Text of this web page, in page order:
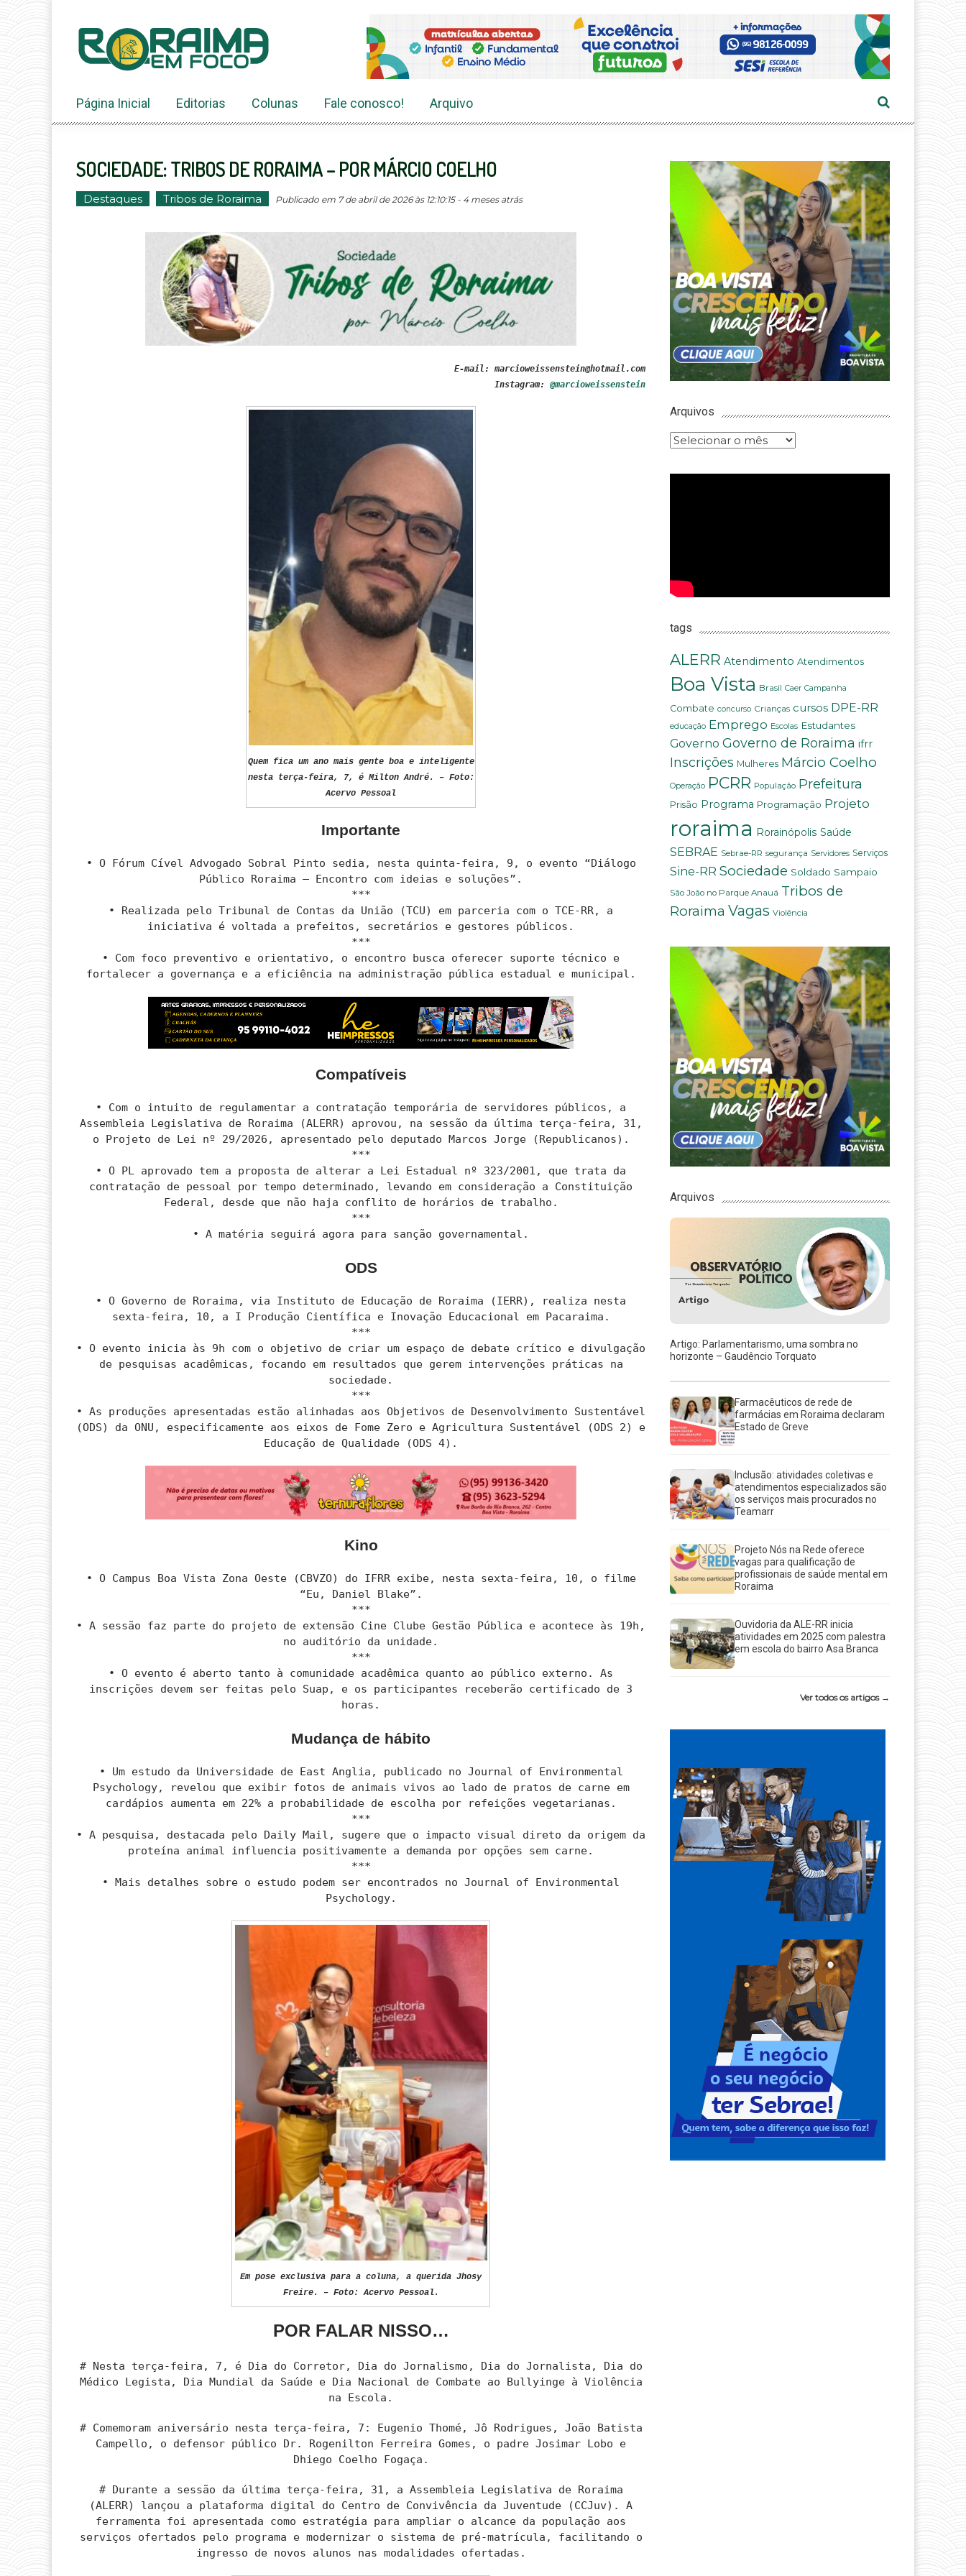
conteúdo
Página Inicial Editorias Colunas Fale conosco! Arquivo
SOCIEDADE: TRIBOS DE RORAIMA – POR MÁRCIO COELHO
Destaques Tribos de Roraima Publicado em 7 de abril de 2026 às 12:10:15 - 4 meses atrás
E-mail: marcioweissenstein@hotmail.com
Instagram:@marcioweissenstein
Quem fica um ano mais gente boa e inteligente
nesta terça-feira, 7, é Milton André. – Foto:
Acervo Pessoal
Importante
• O Fórum Cível Advogado Sobral Pinto sedia, nesta quinta-feira, 9, o evento “Diálogo
Público Roraima – Encontro com ideias e soluções”.
***
• Realizada pelo Tribunal de Contas da União (TCU) em parceria com o TCE-RR, a
iniciativa é voltada a prefeitos, secretários e gestores públicos.
***
• Com foco preventivo e orientativo, o encontro busca oferecer suporte técnico e
fortalecer a governança e a eficiência na administração pública estadual e municipal.
Compatíveis
• Com o intuito de regulamentar a contratação temporária de servidores públicos, a
Assembleia Legislativa de Roraima (ALERR) aprovou, na sessão da última terça-feira, 31,
o Projeto de Lei nº 29/2026, apresentado pelo deputado Marcos Jorge (Republicanos).
***
• O PL aprovado tem a proposta de alterar a Lei Estadual nº 323/2001, que trata da
contratação de pessoal por tempo determinado, levando em consideração a Constituição
Federal, desde que não haja conflito de horários de trabalho.
***
• A matéria seguirá agora para sanção governamental.
ODS
• O Governo de Roraima, via Instituto de Educação de Roraima (IERR), realiza nesta
sexta-feira, 10, a I Produção Científica e Inovação Educacional em Pacaraima.
***
• O evento inicia às 9h com o objetivo de criar um espaço de debate crítico e divulgação
de pesquisas acadêmicas, focando em resultados que gerem intervenções práticas na
sociedade.
***
• As produções apresentadas estão alinhadas aos Objetivos de Desenvolvimento Sustentável
(ODS) da ONU, especificamente aos eixos de Fome Zero e Agricultura Sustentável (ODS 2) e
Educação de Qualidade (ODS 4).
Kino
• O Campus Boa Vista Zona Oeste (CBVZO) do IFRR exibe, nesta sexta-feira, 10, o filme
“Eu, Daniel Blake”.
***
• A sessão faz parte do projeto de extensão Cine Clube Gestão Pública e acontece às 19h,
no auditório da unidade.
***
• O evento é aberto tanto à comunidade acadêmica quanto ao público externo. As
inscrições devem ser feitas pelo Suap, e os participantes receberão certificado de 3
horas.
Mudança de hábito
• Um estudo da Universidade de East Anglia, publicado no Journal of Environmental
Psychology, revelou que exibir fotos de animais vivos ao lado de pratos de carne em
cardápios aumenta em 22% a probabilidade de escolha por refeições vegetarianas.
***
• A pesquisa, destacada pelo Daily Mail, sugere que o impacto visual direto da origem da
proteína animal influencia positivamente a demanda por opções sem carne.
***
• Mais detalhes sobre o estudo podem ser encontrados no Journal of Environmental
Psychology.
Em pose exclusiva para a coluna, a querida Jhosy
Freire. – Foto: Acervo Pessoal.
POR FALAR NISSO…
# Nesta terça-feira, 7, é Dia do Corretor, Dia do Jornalismo, Dia do Jornalista, Dia do
Médico Legista, Dia Mundial da Saúde e Dia Nacional de Combate ao Bullyinge à Violência
na Escola.
# Comemoram aniversário nesta terça-feira, 7: Eugenio Thomé, Jô Rodrigues, João Batista
Campello, o defensor público Dr. Rogenilton Ferreira Gomes, o padre Josimar Lobo e
Dhiego Coelho Fogaça.
# Durante a sessão da última terça-feira, 31, a Assembleia Legislativa de Roraima
(ALERR) lançou a plataforma digital do Centro de Convivência da Juventude (CCJuv). A
ferramenta foi apresentada como estratégia para ampliar o alcance da população aos
serviços ofertados pelo programa e modernizar o sistema de pré-matrícula, facilitando o
ingresso de novos alunos nas modalidades ofertadas.
Arquivos
Arquivos
tags
ALERR Atendimento Atendimentos
Boa Vista Brasil Caer Campanha
Combate concurso Crianças cursos DPE-RR
educação Emprego Escolas Estudantes
Governo Governo de Roraima ifrr
Inscrições Mulheres Márcio Coelho
Operação PCRR População Prefeitura
Prisão Programa Programação Projeto
roraima Rorainópolis Saúde
SEBRAE Sebrae-RR segurança Servidores Serviços
Sine-RR Sociedade Soldado Sampaio
São João no Parque Anauá Tribos de
Roraima Vagas Violência
Arquivos
Artigo: Parlamentarismo, uma sombra no
horizonte – Gaudêncio Torquato
Farmacêuticos de rede de
farmácias em Roraima declaram
Estado de Greve
Inclusão: atividades coletivas e
atendimentos especializados são
os serviços mais procurados no
Teamarr
Projeto Nós na Rede oferece
vagas para qualificação de
profissionais de saúde mental em
Roraima
Ouvidoria da ALE-RR inicia
atividades em 2025 com palestra
em escola do bairro Asa Branca
Ver todos os artigos →